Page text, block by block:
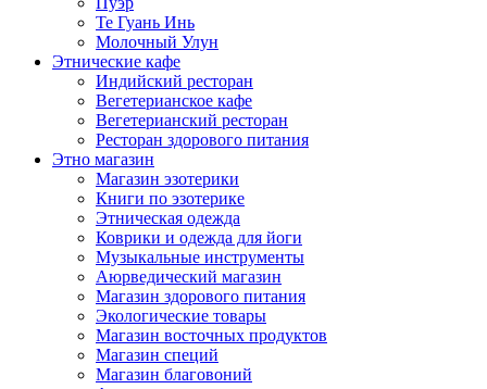
Те Гуань Инь
Молочный Улун
Этнические кафе
Индийский ресторан
Вегетерианское кафе
Вегетерианский ресторан
Ресторан здорового питания
Этно магазин
Магазин эзотерики
Книги по эзотерике
Этническая одежда
Коврики и одежда для йоги
Музыкальные инструменты
Аюрведический магазин
Магазин здорового питания
Экологические товары
Магазин восточных продуктов
Магазин специй
Магазин благовоний